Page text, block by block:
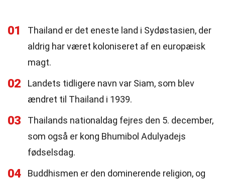
01
Thailand er det eneste land i Sydøstasien, der
aldrig har været koloniseret af en europæisk
magt.
02
Landets tidligere navn var Siam, som blev
ændret til Thailand i 1939.
03
Thailands nationaldag fejres den 5. december,
som også er kong Bhumibol Adulyadejs
fødselsdag.
04
Buddhismen er den dominerende religion, og